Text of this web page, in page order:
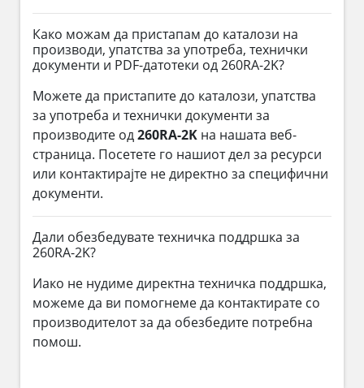
Како можам да пристапам до каталози на
производи, упатства за употреба, технички
документи и PDF-датотеки од 260RA-2K?
Можете да пристапите до каталози, упатства
за употреба и технички документи за
производите од260RA-2K на нашата веб-
страница. Посетете го нашиот дел за ресурси
или контактирајте не директно за специфични
документи.
Дали обезбедувате техничка поддршка за
260RA-2K?
Иако не нудиме директна техничка поддршка,
можеме да ви помогнеме да контактирате со
производителот за да обезбедите потребна
помош.